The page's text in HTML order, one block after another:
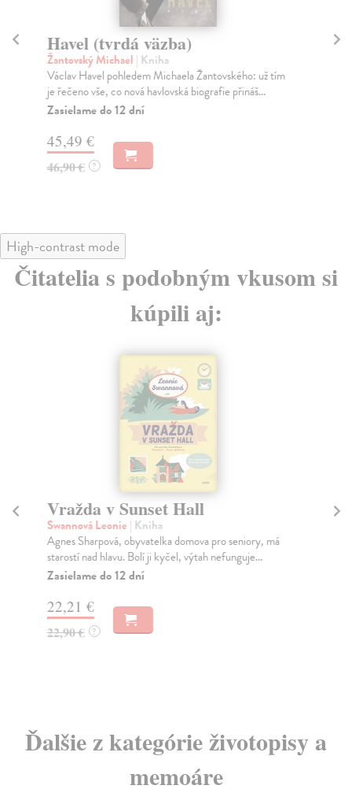
Havel (tvrdá väzba)
Žantovský Michael | Kniha
Václav Havel pohledem Michaela Žantovského: už tím
je řečeno vše, co nová havlovská biografie přináš...
Zasielame do 12 dní
45,49 €
46,90 € ?
High-contrast mode
Čitatelia s podobným vkusom si
kúpili aj:
Vražda v Sunset Hall
Swannová Leonie | Kniha
Agnes Sharpová, obyvatelka domova pro seniory, má
starostí nad hlavu. Bolí ji kyčel, výtah nefunguje...
Zasielame do 12 dní
22,21 €
22,90 € ?
Ďalšie z kategórie životopisy a
memoáre